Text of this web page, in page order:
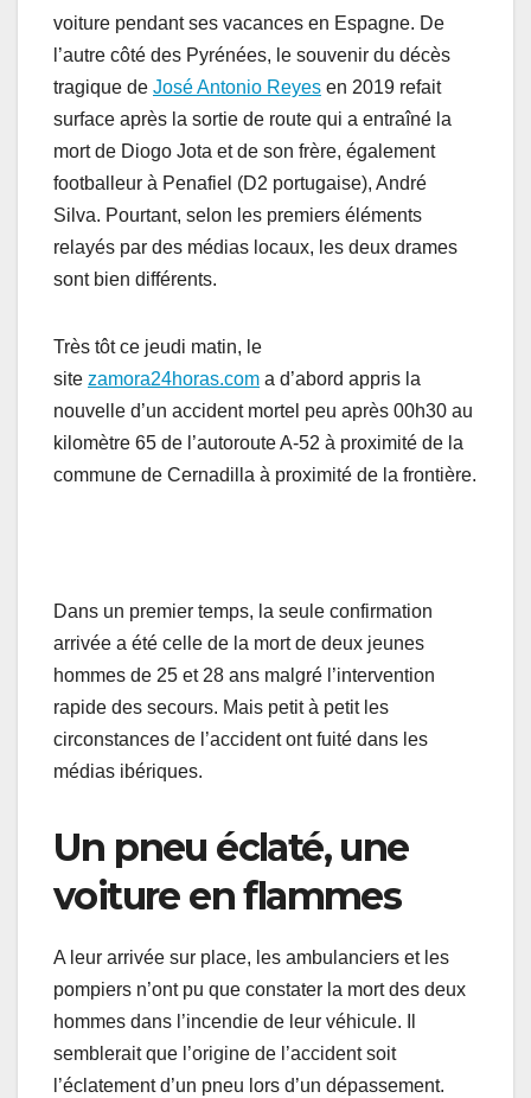
voiture pendant ses vacances en Espagne. De
l’autre côté des Pyrénées, le souvenir du décès
tragique de José Antonio Reyes en 2019 refait
surface après la sortie de route qui a entraîné la
mort de Diogo Jota et de son frère, également
footballeur à Penafiel (D2 portugaise), André
Silva. Pourtant, selon les premiers éléments
relayés par des médias locaux, les deux drames
sont bien différents.
Très tôt ce jeudi matin, le
site zamora24horas.com a d’abord appris la
nouvelle d’un accident mortel peu après 00h30 au
kilomètre 65 de l’autoroute A-52 à proximité de la
commune de Cernadilla à proximité de la frontière.
Dans un premier temps, la seule confirmation
arrivée a été celle de la mort de deux jeunes
hommes de 25 et 28 ans malgré l’intervention
rapide des secours. Mais petit à petit les
circonstances de l’accident ont fuité dans les
médias ibériques.
Un pneu éclaté, une
voiture en flammes
A leur arrivée sur place, les ambulanciers et les
pompiers n’ont pu que constater la mort des deux
hommes dans l’incendie de leur véhicule. Il
semblerait que l’origine de l’accident soit
l’éclatement d’un pneu lors d’un dépassement.